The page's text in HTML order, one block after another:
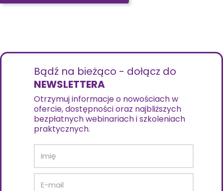
Bądź na bieżąco - dołącz do
NEWSLETTERA
Otrzymuj informacje o nowościach w
ofercie, dostępności oraz najbliższych
bezpłatnych webinariach i szkoleniach
praktycznych.